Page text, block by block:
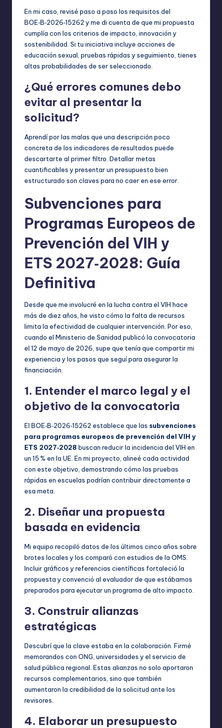
En mi caso, revisé paso a paso los requisitos del
BOE‑B‑2026‑15262 y me di cuenta de que mi propuesta
cumplía con los criterios de impacto, innovación y
sostenibilidad. Si tu iniciativa incluye acciones de
educación sexual, pruebas rápidas y seguimiento, tienes
altas probabilidades de ser seleccionado.
¿Qué errores comunes debo
evitar al presentar la
solicitud?
Aprendí por las malas que una descripción poco
concreta de los indicadores de resultados puede
descartarte al primer filtro. Detallar metas
cuantificables y presentar un presupuesto bien
estructurado son claves para no caer en ese error.
Subvenciones para
Programas Europeos de
Prevención del VIH y
ETS 2027‑2028: Guía
Definitiva
Desde que me involucré en la lucha contra el VIH hace
más de diez años, he visto cómo la falta de recursos
limita la efectividad de cualquier intervención. Por eso,
cuando el Ministerio de Sanidad publicó la convocatoria
el 12 de mayo de 2026, supe que tenía que compartir mi
experiencia y los pasos que seguí para asegurar la
financiación.
1. Entender el marco legal y el
objetivo de la convocatoria
El BOE‑B‑2026‑15262 establece que las subvenciones
para programas europeos de prevención del VIH y
ETS 2027‑2028 buscan reducir la incidencia del VIH en
un 15 % en la UE. En mi proyecto, alineé cada actividad
con este objetivo, demostrando cómo las pruebas
rápidas en escuelas podrían contribuir directamente a
esa meta.
2. Diseñar una propuesta
basada en evidencia
Mi equipo recopiló datos de los últimos cinco años sobre
brotes locales y los comparó con estudios de la OMS.
Incluir gráficos y referencias científicas fortaleció la
propuesta y convenció al evaluador de que estábamos
preparados para ejecutar un programa de alto impacto.
3. Construir alianzas
estratégicas
Descubrí que la clave estaba en la colaboración. Firmé
memorandos con ONG, universidades y el servicio de
salud pública regional. Estas alianzas no solo aportaron
recursos complementarios, sino que también
aumentaron la credibilidad de la solicitud ante los
revisores.
4. Elaborar un presupuesto